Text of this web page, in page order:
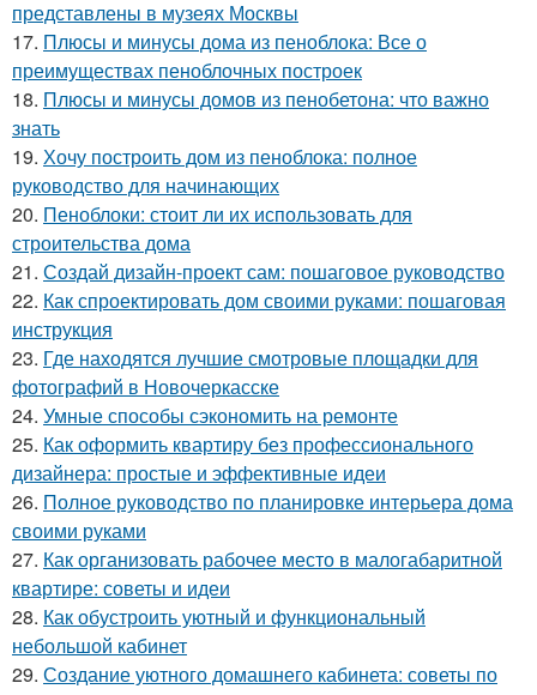
представлены в музеях Москвы
17. Плюсы и минусы дома из пеноблока: Все о
преимуществах пеноблочных построек
18. Плюсы и минусы домов из пенобетона: что важно
знать
19. Хочу построить дом из пеноблока: полное
руководство для начинающих
20. Пеноблоки: стоит ли их использовать для
строительства дома
21. Создай дизайн-проект сам: пошаговое руководство
22. Как спроектировать дом своими руками: пошаговая
инструкция
23. Где находятся лучшие смотровые площадки для
фотографий в Новочеркасске
24. Умные способы сэкономить на ремонте
25. Как оформить квартиру без профессионального
дизайнера: простые и эффективные идеи
26. Полное руководство по планировке интерьера дома
своими руками
27. Как организовать рабочее место в малогабаритной
квартире: советы и идеи
28. Как обустроить уютный и функциональный
небольшой кабинет
29. Создание уютного домашнего кабинета: советы по